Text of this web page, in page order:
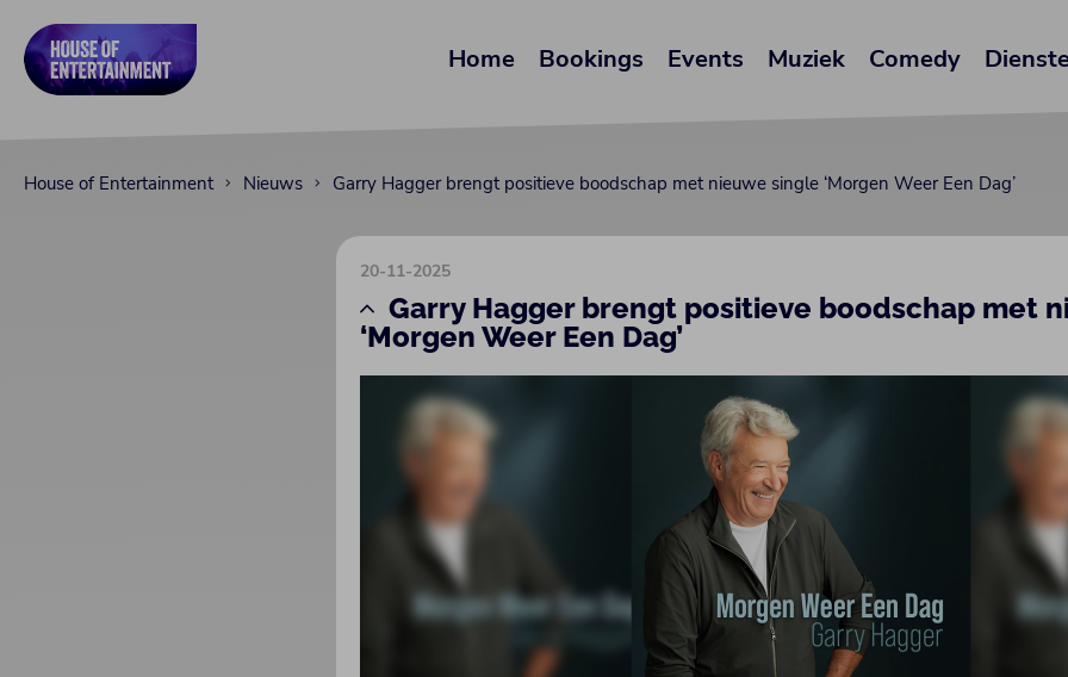
Home Bookings Events Muziek Comedy
House of Entertainment Nieuws Garry Hagger brengt positieve boodschap met nieuwe single ‘Morgen Weer Een Dag’
20-11-2025
Garry Hagger brengt positieve boodschap met
‘Morgen Weer Een Dag’